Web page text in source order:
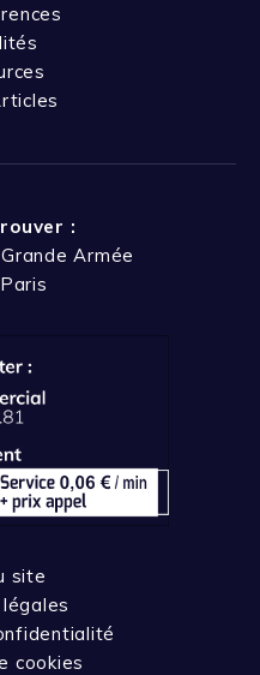
:
Armée
site
cookies